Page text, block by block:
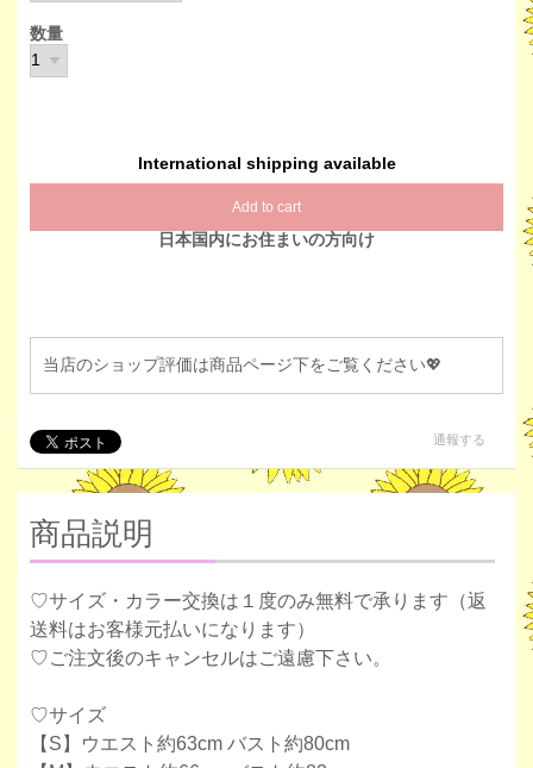
数量
International shipping available
Add to cart
日本国内にお住まいの方向け
当店のショップ評価は商品ページ下をご覧ください💖
通報する
商品説明
♡サイズ・カラー交換は１度のみ無料で承ります（返
送料はお客様元払いになります）
♡ご注文後のキャンセルはご遠慮下さい。
♡サイズ
【S】ウエスト約63cm バスト約80cm